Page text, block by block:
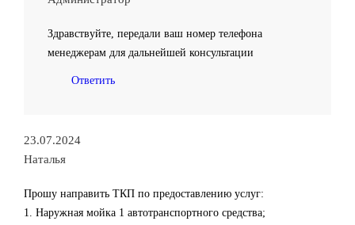
Здравствуйте, передали ваш номер телефона
менеджерам для дальнейшей консультации
Ответить
23.07.2024
Наталья
Прошу направить ТКП по предоставлению услуг:
1. Наружная мойка 1 автотранспортного средства;